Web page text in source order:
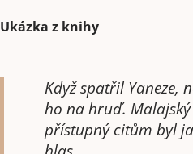
Ukázka z knihy
Když spatřil Yaneze,
ho na hruď.
přístupný citům byl